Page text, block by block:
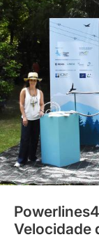
Velocidade